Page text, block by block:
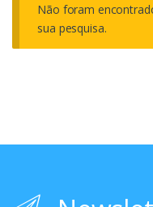
Não foram
sua pesquisa.